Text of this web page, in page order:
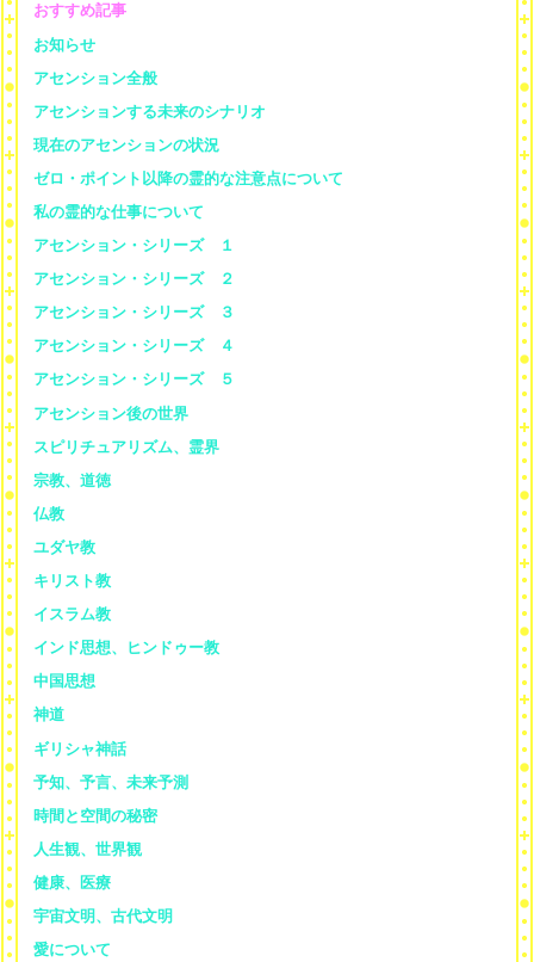
おすすめ記事
お知らせ
アセンション全般
アセンションする未来のシナリオ
現在のアセンションの状況
ゼロ・ポイント以降の霊的な注意点について
私の霊的な仕事について
アセンション・シリーズ １
アセンション・シリーズ ２
アセンション・シリーズ ３
アセンション・シリーズ ４
アセンション・シリーズ ５
アセンション後の世界
スピリチュアリズム、霊界
宗教、道徳
仏教
ユダヤ教
キリスト教
イスラム教
インド思想、ヒンドゥー教
中国思想
神道
ギリシャ神話
予知、予言、未来予測
時間と空間の秘密
人生観、世界観
健康、医療
宇宙文明、古代文明
愛について